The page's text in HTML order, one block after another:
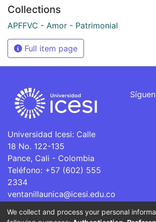
Collections
APFFVC - Amor - Patrimonial
Full item page
Universidad Icesi: Calle
18 No. 122-135
Pance, Cali - Colombia
Teléfono: +57 (602) 555
2334
ventanillaunica@icesi.edu.co
La Universidad Icesi es una
We collect and process your personal